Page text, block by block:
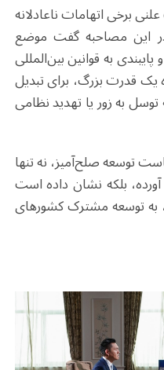
برخی اتهامات ناعادلانه
این مصاحبه گفت موضع
به قوانین بین‌المللی
قدرت بزرگ، برای تبدیل
به زور یا تهدید نظامی
توسعه صلح‌آمیز، نه ‌تنها
بلکه نشان داده است
به توسعه مشترک کشورهای